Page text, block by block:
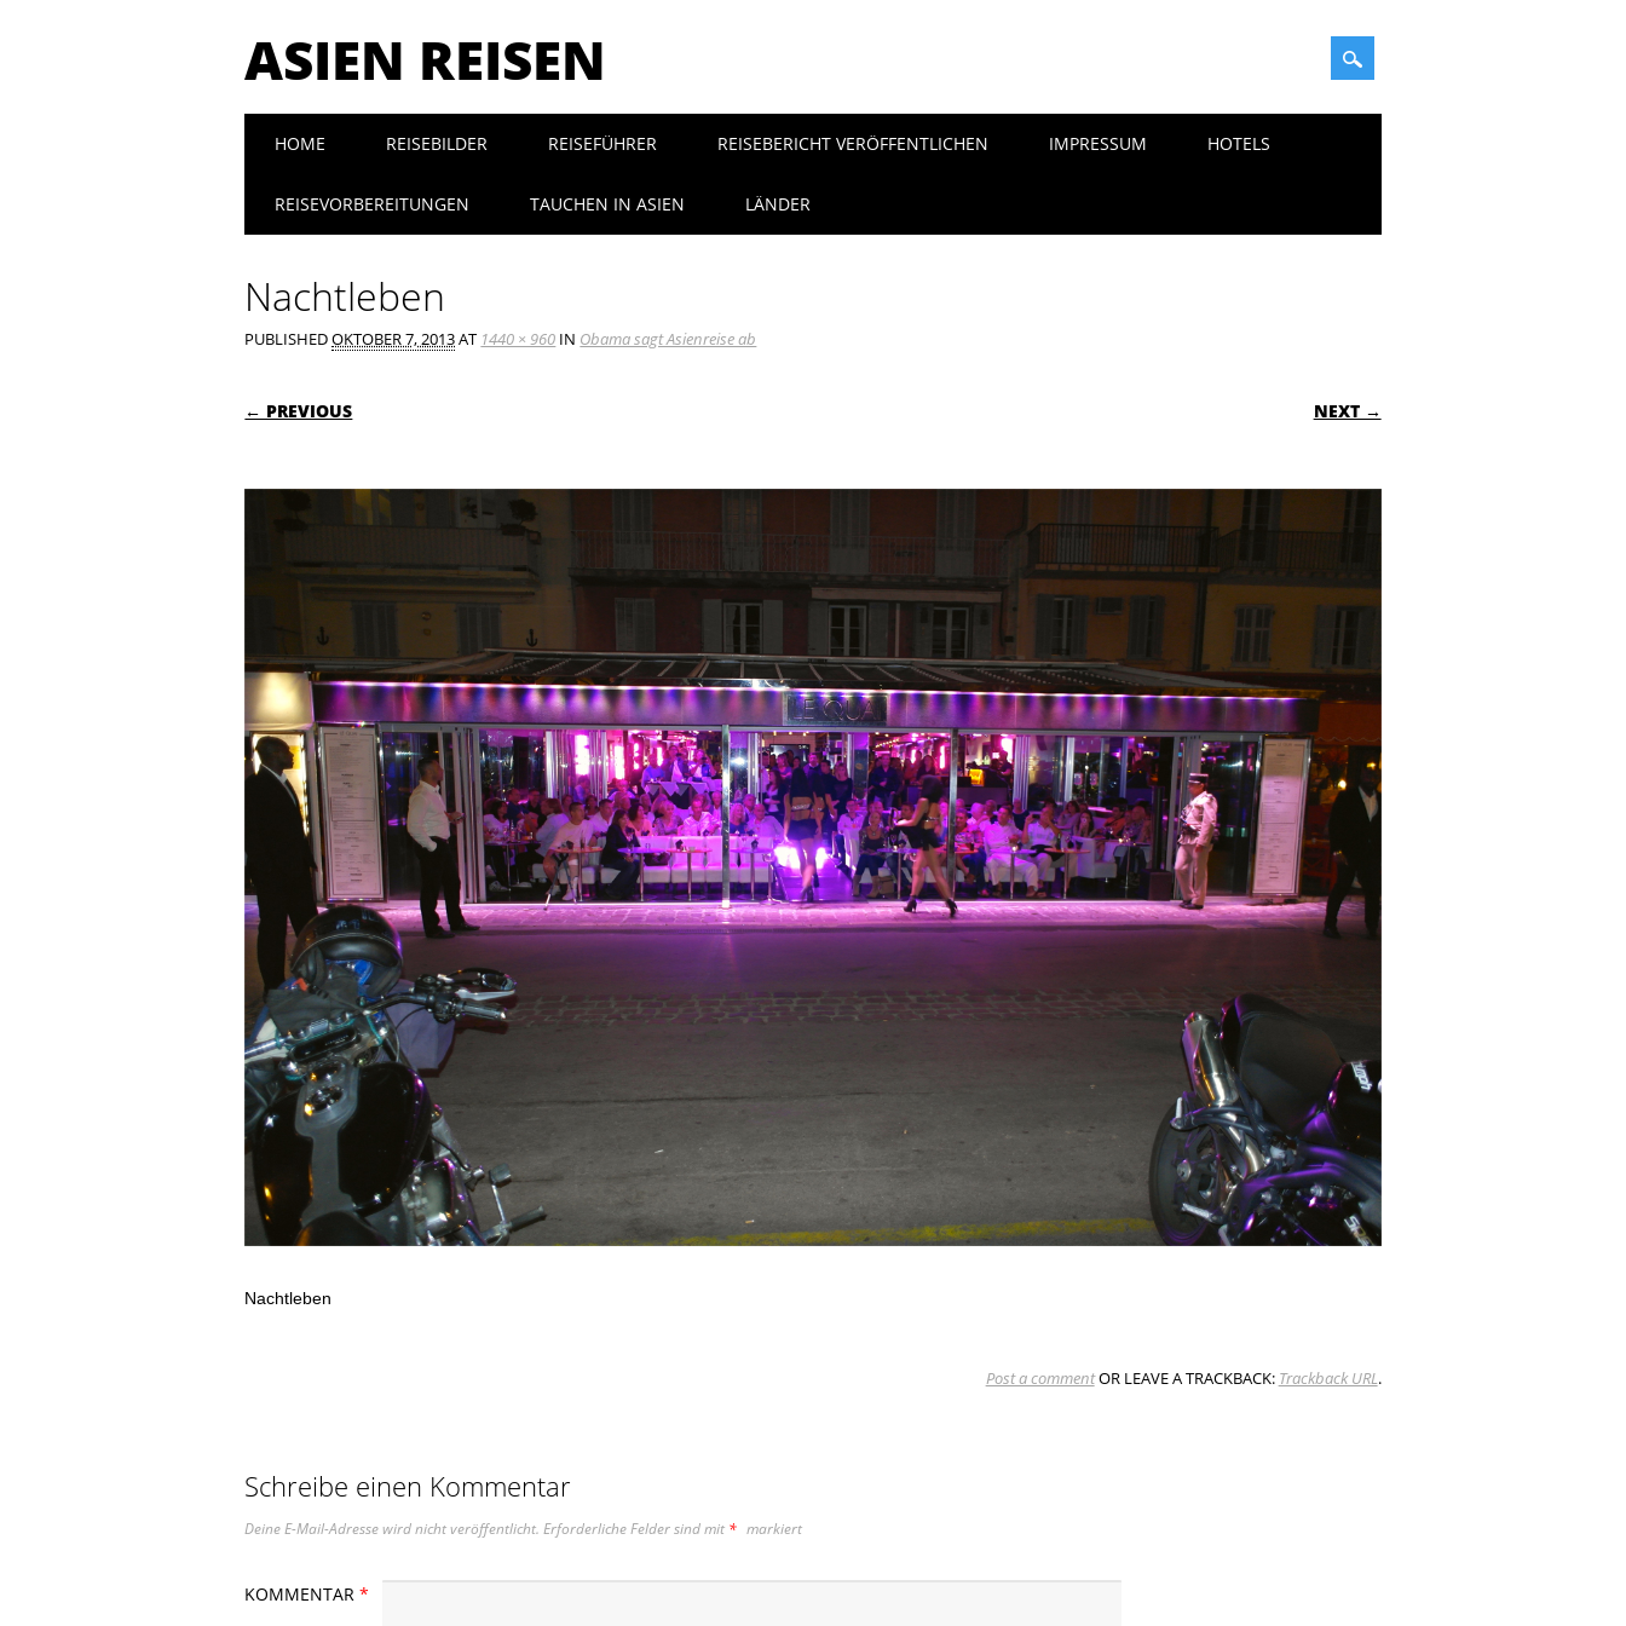
ASIEN REISEN
Main menu
HOME REISEBILDER REISEFÜHRER REISEBERICHT VERÖFFENTLICHEN IMPRESSUM HOTELS
REISEVORBEREITUNGEN TAUCHEN IN ASIEN LÄNDER
Nachtleben
PUBLISHEDOKTOBER 7, 2013AT 1440 × 960 IN Obama sagt Asienreise ab
← PREVIOUS NEXT →
Nachtleben
Post a commentOR LEAVE A TRACKBACK: Trackback URL.
Schreibe einen Kommentar
Deine E-Mail-Adresse wird nicht veröffentlicht. Erforderliche Felder sind mit * markiert
KOMMENTAR*